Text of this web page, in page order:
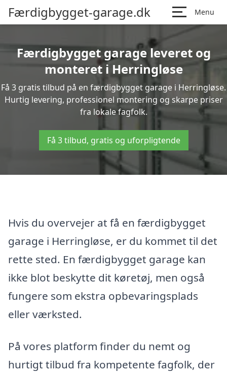
Færdigbygget-garage.dk Menu
Færdigbygget garage leveret og
monteret i Herringløse
Få 3 gratis tilbud på en færdigbygget garage i Herringløse.
Hurtig levering, professionel montering og skarpe priser
fra lokale fagfolk.
Få 3 tilbud, gratis og uforpligtende
Hvis du overvejer at få en færdigbygget
garage i Herringløse, er du kommet til det
rette sted. En færdigbygget garage kan
ikke blot beskytte dit køretøj, men også
fungere som ekstra opbevaringsplads
eller værksted.
På vores platform finder du nemt og
hurtigt tilbud fra kompetente fagfolk, der